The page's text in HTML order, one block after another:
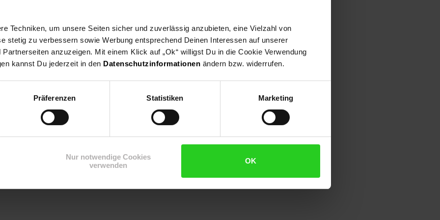
Techniken, um unsere Seiten sicher und zuverlässig anzubieten, eine Vielzahl von
stetig zu verbessern sowie Werbung entsprechend Deinen Interessen auf unserer
anzuzeigen. Mit einem Klick auf „Ok“ willigst Du in die Cookie Verwendung
kannst Du jederzeit in den Datenschutzinformationen ändern bzw. widerrufen.
Präferenzen Statistiken Marketing
Nur notwendige Cookies
verwenden
OK
Wildgarten.